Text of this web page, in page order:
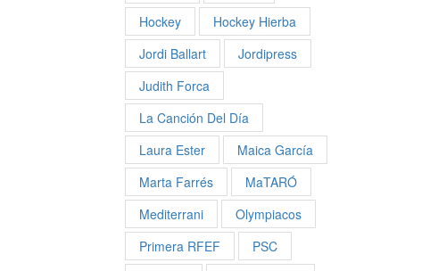
Hockey
Hockey Hierba
Jordi Ballart
Jordipress
Judith Forca
La Canción Del Día
Laura Ester
Maica García
Marta Farrés
MaTARÓ
Mediterrani
Olympiacos
Primera RFEF
PSC